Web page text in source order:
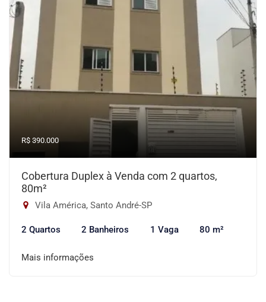
R$ 390.000
Cobertura Duplex à Venda com 2 quartos,
80m²
Vila América, Santo André-SP
2 Quartos 2 Banheiros 1 Vaga 80 m²
Mais informações